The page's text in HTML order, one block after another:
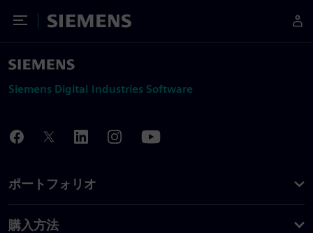
Toggle Menu
Siemens
Siemens Digital Industries Software
ポートフォリオ
購入方法